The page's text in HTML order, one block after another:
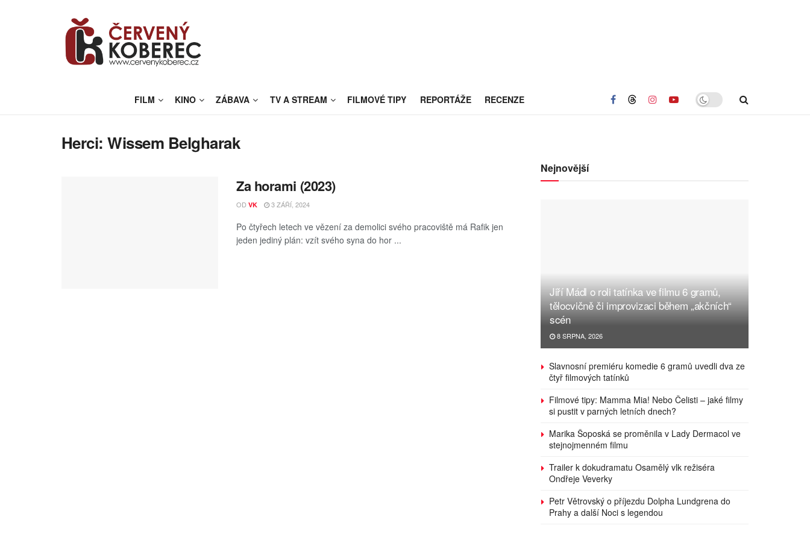
FILM KINO ZÁBAVA TV A STREAM FILMOVÉ TIPY REPORTÁŽE RECENZE
Herci:Wissem Belgharak
Za horami (2023)
OD VK 3 ZÁŘÍ, 2024
Po čtyřech letech ve vězení za demolici svého pracoviště má Rafik jen
jeden jediný plán: vzít svého syna do hor ...
Nejnovější
Jiří Mádl o roli tatínka ve filmu 6 gramů,
tělocvičně či improvizaci během „akčních“
scén
8 SRPNA, 2026
Slavnosní premiéru komedie 6 gramů uvedli dva ze
čtyř filmových tatínků
Filmové tipy: Mamma Mia! Nebo Čelisti – jaké filmy
si pustit v parných letních dnech?
Marika Šoposká se proměnila v Lady Dermacol ve
stejnojmenném filmu
Trailer k dokudramatu Osamělý vlk režiséra
Ondřeje Veverky
Petr Větrovský o příjezdu Dolpha Lundgrena do
Prahy a další Noci s legendou